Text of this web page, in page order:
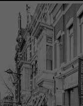
Amstelveenseweg 135
1075 VX Amsterdam
+31 (0)20 2332546
Lees meer